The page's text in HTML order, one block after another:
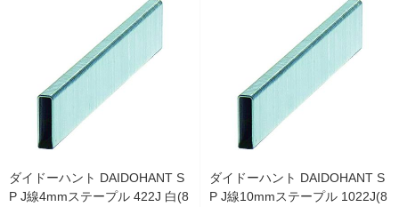
ダイドーハント DAIDОHANT S
P J線4mmステープル 422J 白(8
ダイドーハント DAIDOHANT S
P J線10mmステープル 1022J(8